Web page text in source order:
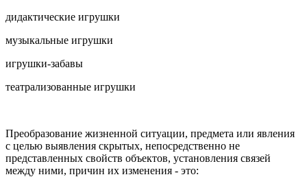
дидактические игрушки
музыкальные игрушки
игрушки-забавы
театрализованные игрушки
Преобразование жизненной ситуации, предмета или явления
с целью выявления скрытых, непосредственно не
представленных свойств объектов, установления связей
между ними, причин их изменения - это: